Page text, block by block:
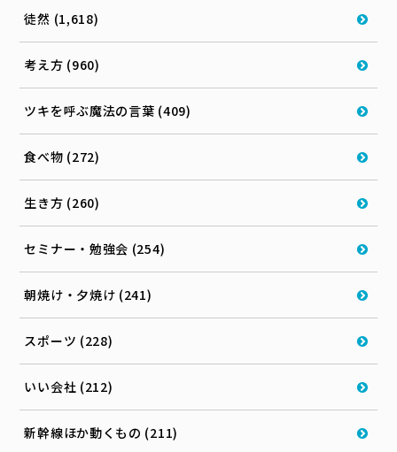
徒然 (1,618)
考え方 (960)
ツキを呼ぶ魔法の言葉 (409)
食べ物 (272)
生き方 (260)
セミナー・勉強会 (254)
朝焼け・夕焼け (241)
スポーツ (228)
いい会社 (212)
新幹線ほか動くもの (211)